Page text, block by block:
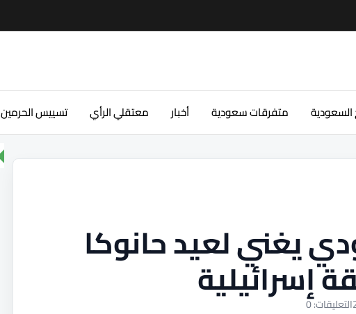
متفرقات سعودية أخبار معتقلي الرأي تسييس الحرمين
يغني لعيد حانوكا
إسرائيليةالتعليقات: 0